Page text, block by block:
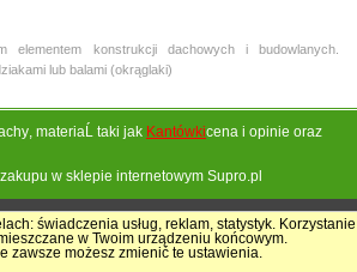
elementem konstrukcji dachowych i budowlanych.
lub balami (okrąglaki)
, materiaĹ taki jak Kantówkicena i opinie oraz
zakupu w sklepie internetowym Supro.pl
Pokrycia Dachowe - Supro.pl
Sklep internetowy
świadczenia usług, reklam, statystyk.
w Twoim urządzeniu końcowym.
zawsze możesz zmienić te ustawienia.